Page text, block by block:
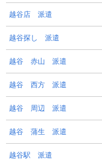
越谷店 派遣
越谷探し 派遣
越谷 赤山 派遣
越谷 西方 派遣
越谷 周辺 派遣
越谷 蒲生 派遣
越谷駅 派遣